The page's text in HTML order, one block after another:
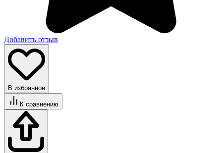
Добавить отзыв
В избранное
К сравнению